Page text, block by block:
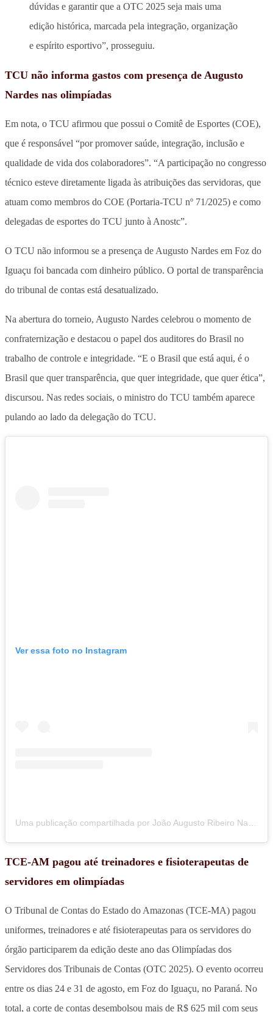
dúvidas e garantir que a OTC 2025 seja mais uma
edição histórica, marcada pela integração, organização
e espírito esportivo”, prosseguiu.
TCU não informa gastos com presença de Augusto
Nardes nas olimpíadas
Em nota, o TCU afirmou que possui o Comitê de Esportes (COE),
que é responsável “por promover saúde, integração, inclusão e
qualidade de vida dos colaboradores”. “A participação no congresso
técnico esteve diretamente ligada às atribuições das servidoras, que
atuam como membros do COE (Portaria-TCU nº 71/2025) e como
delegadas de esportes do TCU junto à Anostc”.
O TCU não informou se a presença de Augusto Nardes em Foz do
Iguaçu foi bancada com dinheiro público. O portal de transparência
do tribunal de contas está desatualizado.
Na abertura do torneio, Augusto Nardes celebrou o momento de
confraternização e destacou o papel dos auditores do Brasil no
trabalho de controle e integridade. “E o Brasil que está aqui, é o
Brasil que quer transparência, que quer integridade, que quer ética”,
discursou. Nas redes sociais, o ministro do TCU também aparece
pulando ao lado da delegação do TCU.
Ver essa foto no Instagram
TCE-AM pagou até treinadores e fisioterapeutas de
servidores em olimpíadas
O Tribunal de Contas do Estado do Amazonas (TCE-MA) pagou
uniformes, treinadores e até fisioterapeutas para os servidores do
órgão participarem da edição deste ano das Olimpíadas dos
Servidores dos Tribunais de Contas (OTC 2025). O evento ocorreu
entre os dias 24 e 31 de agosto, em Foz do Iguaçu, no Paraná. No
total, a corte de contas desembolsou mais de R$ 625 mil com seus